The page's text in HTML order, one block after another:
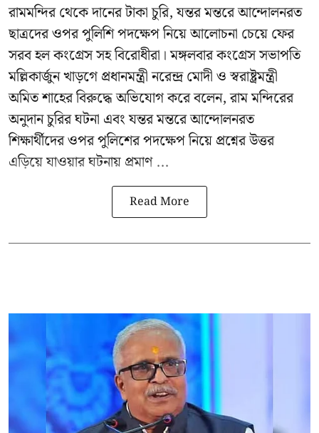
রামমন্দির থেকে দানের টাকা চুরি, যন্তর মন্তরে আন্দোলনরত
ছাত্রদের ওপর পুলিশি পদক্ষেপ নিয়ে আলোচনা চেয়ে ফের
সরব হল কংগ্রেস সহ বিরোধীরা। মঙ্গলবার কংগ্রেস সভাপতি
মল্লিকার্জুন খাড়গে প্রধানমন্ত্রী নরেন্দ্র মোদী ও স্বরাষ্ট্রমন্ত্রী
অমিত শাহের বিরুদ্ধে অভিযোগ করে বলেন, রাম মন্দিরের
অনুদান চুরির ঘটনা এবং যন্তর মন্তরে আন্দোলনরত
শিক্ষার্থীদের ওপর পুলিশের পদক্ষেপ নিয়ে প্রশ্নের উত্তর
এড়িয়ে যাওয়ার ঘটনায় প্রমাণ ...
Read More